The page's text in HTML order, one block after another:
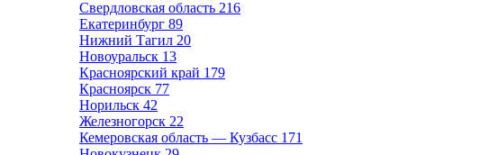
Свердловская область 216
Екатеринбург 89
Нижний Тагил 20
Новоуральск 13
Красноярский край 179
Красноярск 77
Норильск 42
Железногорск 22
Кемеровская область — Кузбасс 171